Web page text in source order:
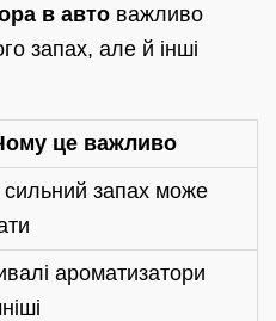
в авто важливо
запах, але й інші
це важливо
запах може
ароматизатори